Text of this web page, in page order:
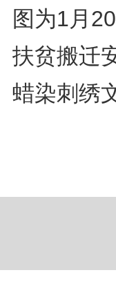
图为1月
扶贫搬迁
蜡染刺绣